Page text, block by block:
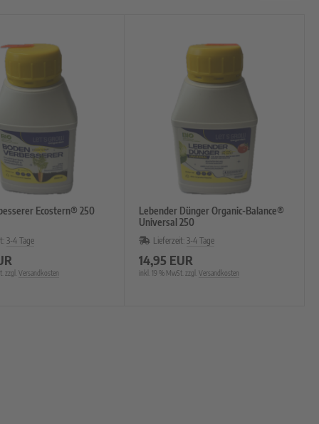
Ecostern® 250
3-4 Tage
zzgl. Versandkosten
Lebender Dünger Organic-Balance®
Universal 250
Lieferzeit: 3-4 Tage
14,95 EUR
inkl. 19 % MwSt. zzgl. Versandkosten